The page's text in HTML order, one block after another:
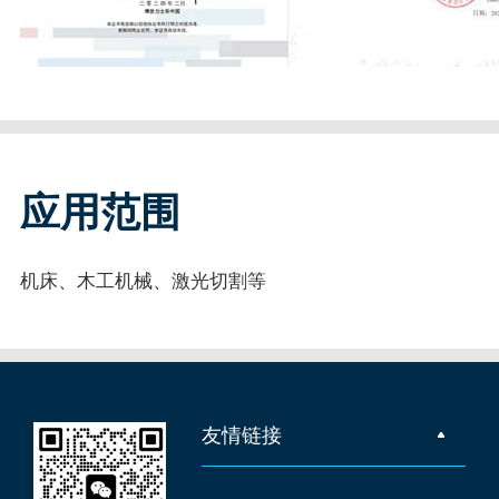
应用范围
机床、木工机械、激光切割等
友情链接